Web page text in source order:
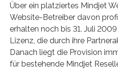
Über ein platziertes Mindjet
Website-Betreiber davon
erhalten noch bis 31. Juli
Lizenz, die durch ihre
Danach liegt die Provision
für bestehende Mindjet